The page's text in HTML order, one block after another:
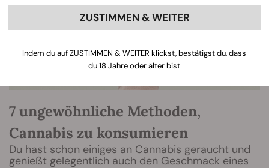
7 ungewöhnliche Methoden,
Cannabis zu konsumieren
Du hast schon einiges an Cannabis geraucht und
genießt gelegentlich auch den Geschmack eines
ZUSTIMMEN & WEITER
Indem du auf ZUSTIMMEN & WEITER klickst, bestätigst du, dass
du 18 Jahre oder älter bist